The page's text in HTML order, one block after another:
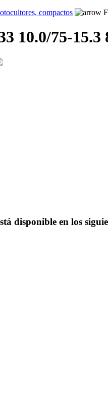
compactos
10.0/75-15.3
disponible en los